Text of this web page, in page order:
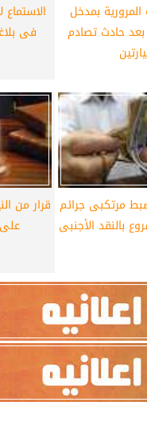
المرورية بمدخل
بعد حادث تصادم
الاستماع
فى
مرتكبى جرائم
بالنقد الأجنبى
قرار من